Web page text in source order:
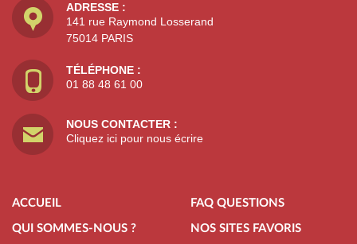
ADRESSE :
141 rue Raymond Losserand
75014 PARIS
TÉLÉPHONE :
01 88 48 61 00
NOUS CONTACTER :
Cliquez ici pour nous écrire
ACCUEIL
QUI SOMMES-NOUS ?
FAQ QUESTIONS
NOS SITES FAVORIS